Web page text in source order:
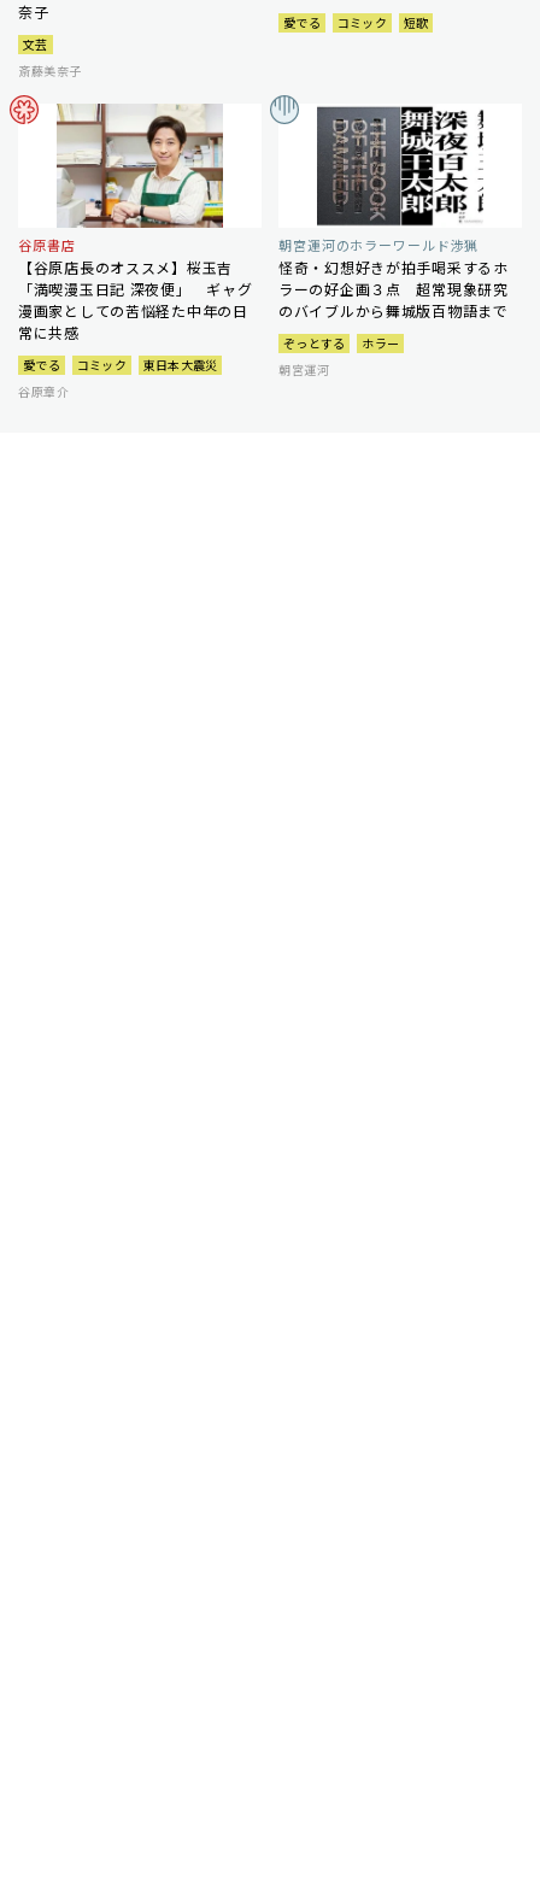
奈子
文芸
斎藤美奈子
愛でる コミック 短歌
谷原書店
【谷原店長のオススメ】桜玉吉
「満喫漫玉日記 深夜便」 ギャグ
漫画家としての苦悩経た中年の日
常に共感
愛でる コミック
東日本大震災
谷原章介
朝宮運河のホラーワールド渉猟
怪奇・幻想好きが拍手喝采するホ
ラーの好企画３点 超常現象研究
のバイブルから舞城版百物語まで
ぞっとする
ホラー
朝宮運河